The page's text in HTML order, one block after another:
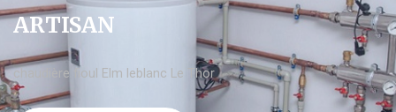
ARTISAN
chaudière fioul Elm leblanc Le Thor